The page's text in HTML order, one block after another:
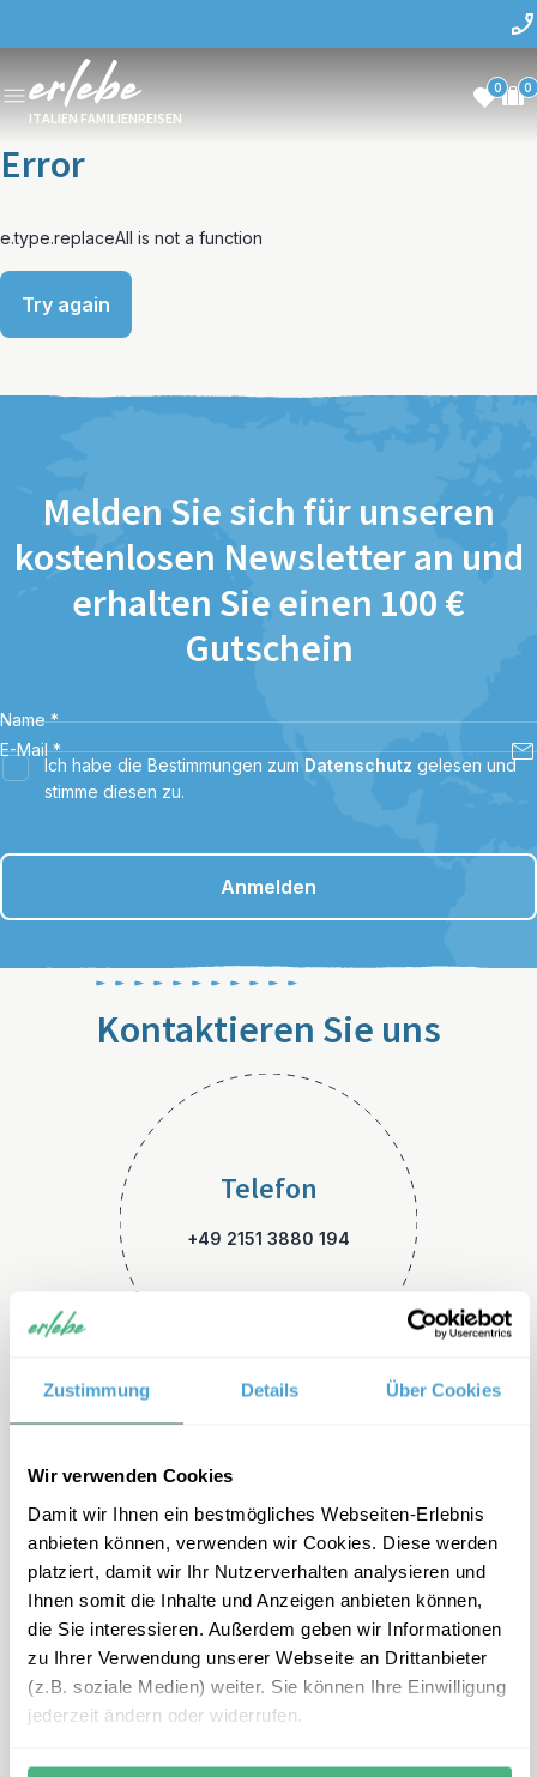
Zustimmung Details Über Cookies
Wir verwenden Cookies
Damit wir Ihnen ein bestmögliches Webseiten-Erlebnis
anbieten können, verwenden wir Cookies. Diese werden
platziert, damit wir Ihr Nutzerverhalten analysieren und
Ihnen somit die Inhalte und Anzeigen anbieten können,
die Sie interessieren. Außerdem geben wir Informationen
zu Ihrer Verwendung unserer Webseite an Drittanbieter
(z.B. soziale Medien) weiter. Sie können Ihre Einwilligung
jederzeit ändern oder widerrufen.
ITALIEN FAMILIENREISEN
0 0
Error
e.type.replaceAll is not a function
Try again
Melden Sie sich für unseren
kostenlosen Newsletter an und
erhalten Sie einen 100 €
Gutschein
Name *
E-Mail *
Ich habe die Bestimmungen zum Datenschutz gelesen und
stimme diesen zu.
Anmelden
Kontaktieren Sie uns
Telefon
+49 2151 3880 194
E-Mail
italien-familienreisen@erleb
e.de